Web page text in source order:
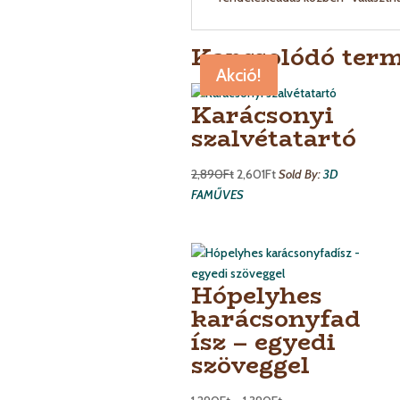
Kapcsolódó
Akció!
Karácsonyi
szalvétatartó
2,890Ft2,601FtSold By:3D
FAMŰVES
Akció!
Hópelyhes
karácsonyfad
ísz – egyedi
szöveggel
Akció!